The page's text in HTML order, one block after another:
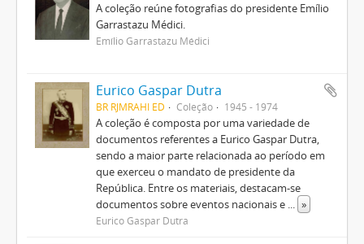
A coleção reúne fotografias do presidente Emílio
Garrastazu Médici.
Emílio Garrastazu Médici
Eurico Gaspar Dutra
BR RJMRAHI ED Coleção 1945 - 1974
A coleção é composta por uma variedade de
documentos referentes a Eurico Gaspar Dutra,
sendo a maior parte relacionada ao período em
que exerceu o mandato de presidente da
República. Entre os materiais, destacam-se
documentos sobre eventos nacionais e ... »
Eurico Gaspar Dutra